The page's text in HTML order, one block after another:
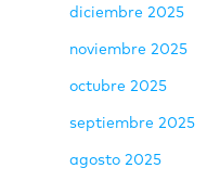
diciembre 2025
noviembre 2025
octubre 2025
septiembre 2025
agosto 2025